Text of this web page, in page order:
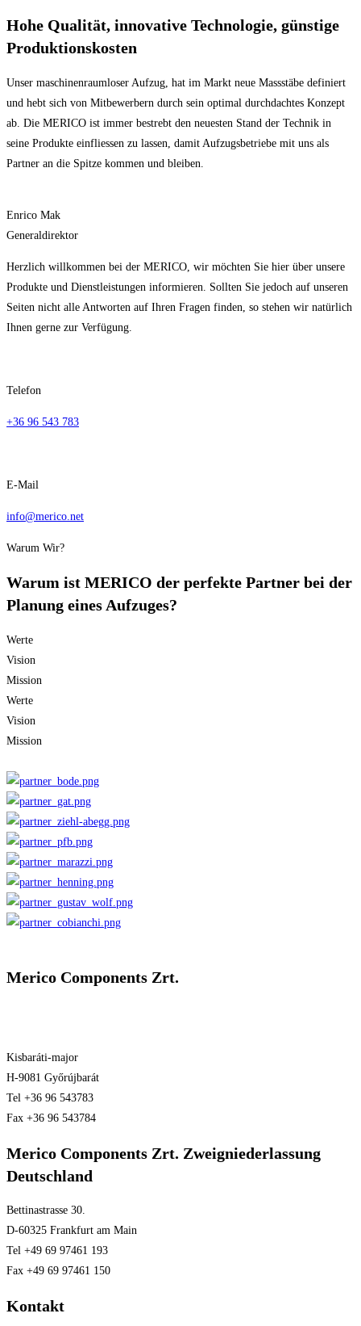
Hohe Qualität, innovative Technologie, günstige
Produktionskosten
Unser maschinenraumloser Aufzug, hat im Markt neue Massstäbe definiert
und hebt sich von Mitbewerbern durch sein optimal durchdachtes Konzept
ab. Die MERICO ist immer bestrebt den neuesten Stand der Technik in
seine Produkte einfliessen zu lassen, damit Aufzugsbetriebe mit uns als
Partner an die Spitze kommen und bleiben.
Enrico Mak
Generaldirektor
Herzlich willkommen bei der MERICO, wir möchten Sie hier über unsere
Produkte und Dienstleistungen informieren. Sollten Sie jedoch auf unseren
Seiten nicht alle Antworten auf Ihren Fragen finden, so stehen wir natürlich
Ihnen gerne zur Verfügung.
Telefon
+36 96 543 783
E-Mail
info@merico.net
Warum Wir?
Warum ist MERICO der perfekte Partner bei der
Planung eines Aufzuges?
Werte
Vision
Mission
Werte
Vision
Mission
Merico Components Zrt.
Kisbaráti-major
H-9081 Győrújbarát
Tel +36 96 543783
Fax +36 96 543784
Merico Components Zrt. Zweigniederlassung
Deutschland
Bettinastrasse 30.
D-60325 Frankfurt am Main
Tel +49 69 97461 193
Fax +49 69 97461 150
Kontakt